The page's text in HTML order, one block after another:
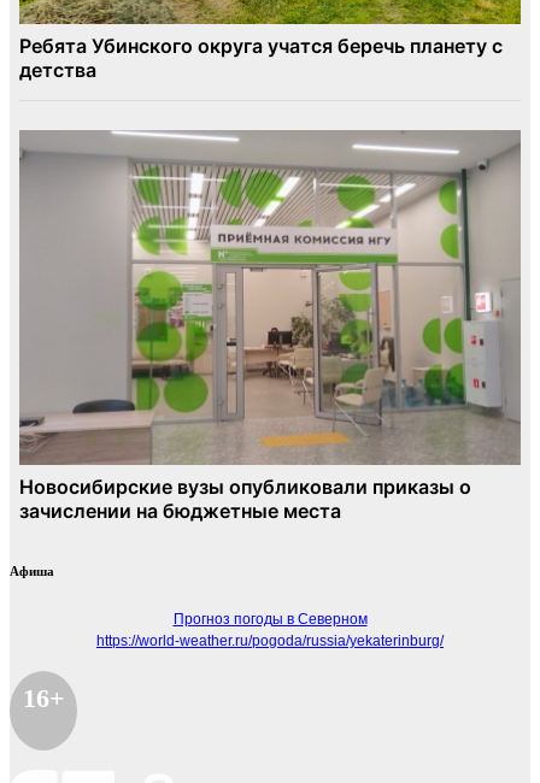
Афиша
Прогноз погоды в Северном
https://world-weather.ru/pogoda/russia/yekaterinburg/
16+